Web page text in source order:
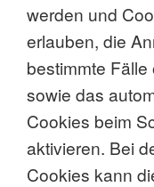
werden und
erlauben, die
bestimmte
sowie das
Cookies beim
aktivieren. Bei
Cookies kann